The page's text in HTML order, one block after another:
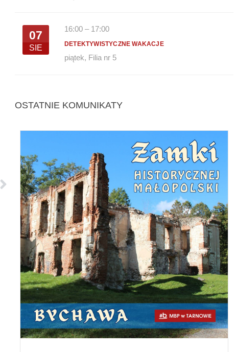
07
SIE
16:00– 17:00
DETEKTYWISTYCZNE WAKACJE
piątek, Filia nr 5
OSTATNIE KOMUNIKATY